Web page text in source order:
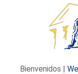
Bienvenidos |